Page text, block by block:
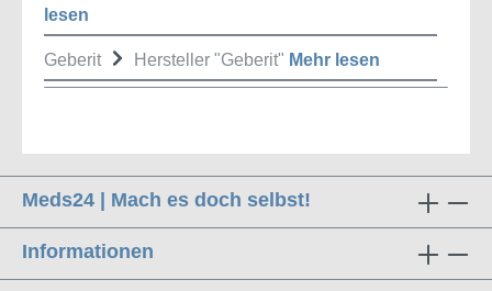
lesen
Geberit Hersteller "Geberit" Mehr lesen
Meds24 | Mach es doch selbst!
Informationen